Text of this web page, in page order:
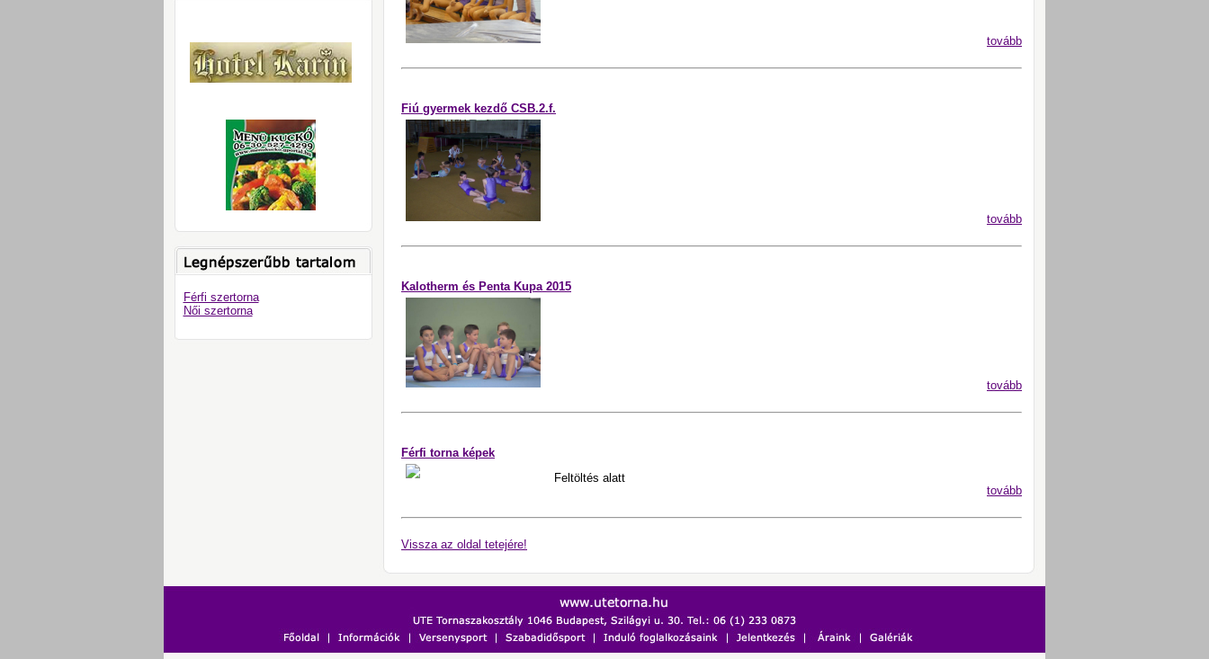
Férfi szertorna
Női szertorna
tovább
Fiú gyermek kezdő CSB.2.f.
tovább
Kalotherm és Penta Kupa 2015
tovább
Férfi torna képek
Feltöltés alatt
tovább
Vissza az oldal tetejére!